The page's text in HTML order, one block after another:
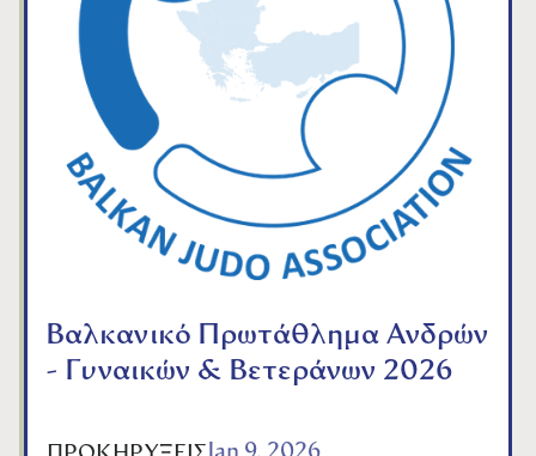
Βαλκανικό Πρωτάθλημα Ανδρών
- Γυναικών & Βετεράνων 2026